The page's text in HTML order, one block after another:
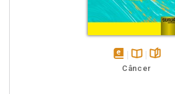
disponível
Disponível
páginas
Câncer